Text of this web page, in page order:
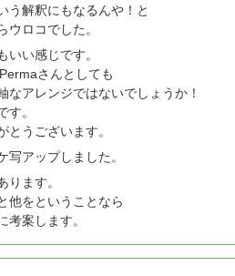
う解釈にもなるんや！と
ウロコでした。
いい感じです。
さんとしても
なアレンジではないでしょうか！
す。
とうございます。
写アップしました。
ります。
他をということなら
考案します。